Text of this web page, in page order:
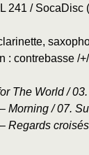
241 / SocaDisc
: contrebasse /
The World /
Morning / 07.
Regards croisés